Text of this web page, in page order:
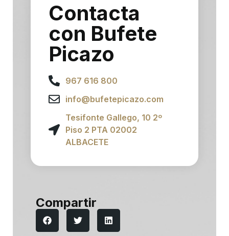
Contacta
con Bufete
Picazo
967 616 800
info@bufetepicazo.com
Tesifonte Gallego, 10 2º
Piso 2 PTA 02002
ALBACETE
Compartir